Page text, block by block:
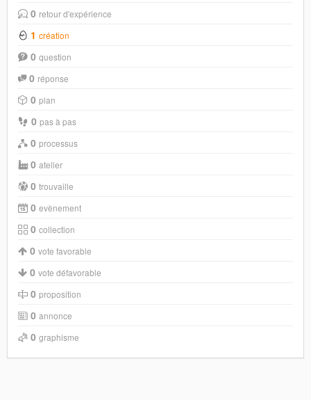
0 retour d'expérience
1 création
0 question
0 réponse
0 plan
0 pas à pas
0 processus
0 atelier
0 trouvaille
0 evènement
0 collection
0 vote favorable
0 vote défavorable
0 proposition
0 annonce
0 graphisme